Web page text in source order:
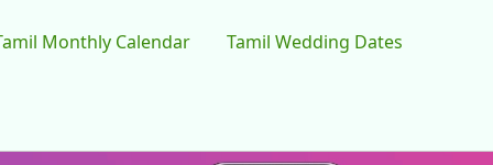
Monthly Calendar Tamil Wedding Dates